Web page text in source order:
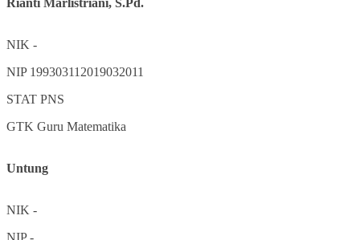
NIK -
NIP 199303112019032011
STAT PNS
GTK Guru Matematika
Untung
NIK -
NIP-